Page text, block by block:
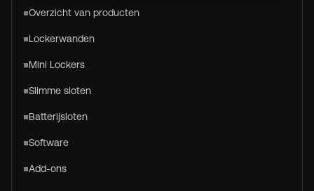
Overzicht van producten
Lockerwanden
Mini Lockers
Slimme sloten
Batterijsloten
Software
Add-ons